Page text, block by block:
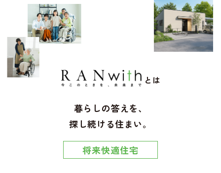
とは
暮らしの答えを、
探し続ける住まい。
将来快適住宅